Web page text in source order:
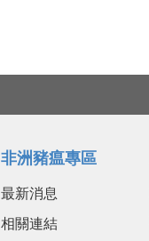
非洲豬瘟專區
最新消息
相關連結